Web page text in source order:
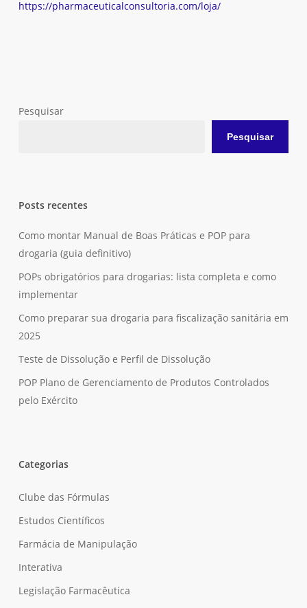
https://pharmaceuticalconsultoria.com/loja/
Pesquisar
Pesquisar
Posts recentes
Como montar Manual de Boas Práticas e POP para
drogaria (guia definitivo)
POPs obrigatórios para drogarias: lista completa e como
implementar
Como preparar sua drogaria para fiscalização sanitária em
2025
Teste de Dissolução e Perfil de Dissolução
POP Plano de Gerenciamento de Produtos Controlados
pelo Exército
Categorias
Clube das Fórmulas
Estudos Científicos
Farmácia de Manipulação
Interativa
Legislação Farmacêutica